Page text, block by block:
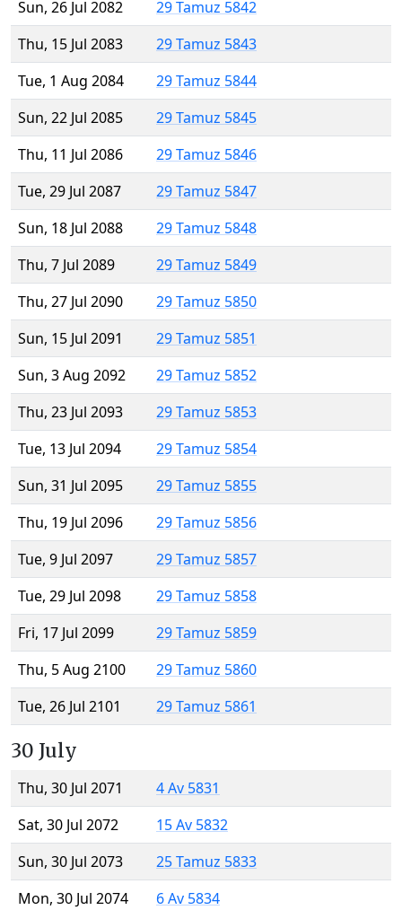
Sun, 26 Jul 2082
29 Tamuz 5842
Thu, 15 Jul 2083
29 Tamuz 5843
Tue, 1 Aug 2084
29 Tamuz 5844
Sun, 22 Jul 2085
29 Tamuz 5845
Thu, 11 Jul 2086
29 Tamuz 5846
Tue, 29 Jul 2087
29 Tamuz 5847
Sun, 18 Jul 2088
29 Tamuz 5848
Thu, 7 Jul 2089
29 Tamuz 5849
Thu, 27 Jul 2090
29 Tamuz 5850
Sun, 15 Jul 2091
29 Tamuz 5851
Sun, 3 Aug 2092
29 Tamuz 5852
Thu, 23 Jul 2093
29 Tamuz 5853
Tue, 13 Jul 2094
29 Tamuz 5854
Sun, 31 Jul 2095
29 Tamuz 5855
Thu, 19 Jul 2096
29 Tamuz 5856
Tue, 9 Jul 2097
29 Tamuz 5857
Tue, 29 Jul 2098
29 Tamuz 5858
Fri, 17 Jul 2099
29 Tamuz 5859
Thu, 5 Aug 2100
29 Tamuz 5860
Tue, 26 Jul 2101
29 Tamuz 5861
30 July
Thu, 30 Jul 2071
4 Av 5831
Sat, 30 Jul 2072
15 Av 5832
Sun, 30 Jul 2073
25 Tamuz 5833
Mon, 30 Jul 2074
6 Av 5834